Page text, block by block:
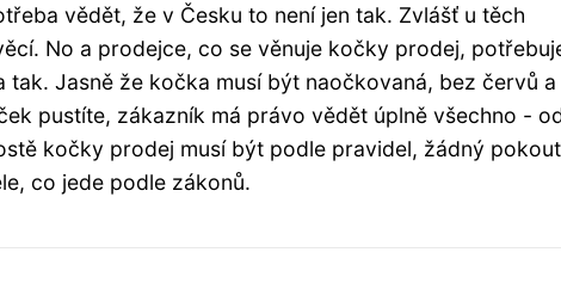
vědět, že v Česku to není jen tak. Zvlášť u těch
No a prodejce, co se věnuje kočky prodej,
Jasně že kočka musí být naočkovaná, bez červů a
pustíte, zákazník má právo vědět úplně všechno -
kočky prodej musí být podle pravidel, žádný
co jede podle zákonů.